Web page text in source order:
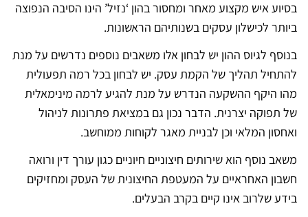
בסיוע איש מקצוע מאחר ומחסור בהון ‘נזיל’ הינו הסיבה הנפוצה
ביותר לכישלון עסקים בשנותיהם הראשונות.
בנוסף לגיוס ההון יש לבחון אלו משאבים נוספים נדרשים על מנת
להתחיל תהליך של הקמת עסק. יש לבחון בכל רמה תפעולית
מהו היקף ההשקעה הנדרש על מנת להגיע לרמה מינימאלית
של תפוקה יצרנית. הדבר נכון גם במציאת פתרונות לניהול
ואחסון המלאי וכן לבניית מאגר לקוחות ממוחשב.
משאב נוסף הוא שירותים חיצוניים חיוניים כגון עורך דין ורואה
חשבון האחראיים על המעטפת החיצונית של העסק ומחזיקים
בידע שלרוב אינו קיים בקרב הבעלים.